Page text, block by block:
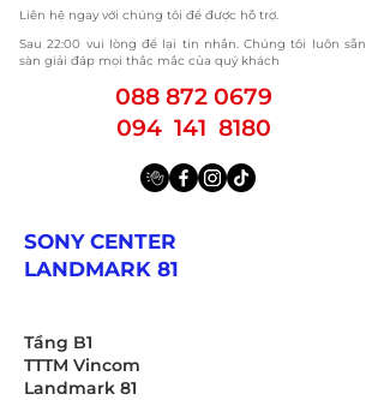
Liên hệ ngay với chúng tôi để được hỗ trợ.
​Sau 22:00 vui lòng để lại tin nhắn. Chúng tôi luôn sẵn
sàn giải đáp mọi thắc mắc của quý khách
088 872 0679
094 141 8180
SONY CENTER
LANDMARK 81
Tầng B1
TTTM Vincom
Landmark 81